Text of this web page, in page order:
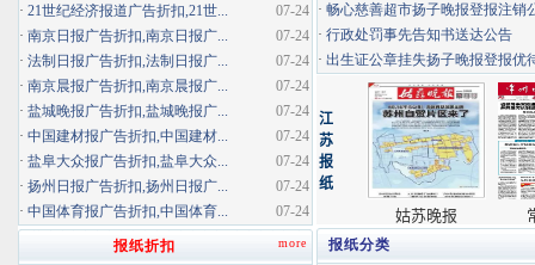
· 畅心慈善超市扬子晚报登报注销
· 行政处罚事先告知书送达公告
· 出生证公章挂失扬子晚报登报优
报纸分类
07-24
· 21世纪经济报道广告折扣,21世...
07-24
· 南京日报广告折扣,南京日报广...
07-24
· 法制日报广告折扣,法制日报广...
07-24
· 南京晨报广告折扣,南京晨报广...
07-24
· 盐城晚报广告折扣,盐城晚报广...
07-24
· 中国建材报广告折扣,中国建材...
07-24
· 盐阜大众报广告折扣,盐阜大众...
07-24
· 扬州日报广告折扣,扬州日报广...
07-24
· 中国体育报广告折扣,中国体育...
more
报纸折扣